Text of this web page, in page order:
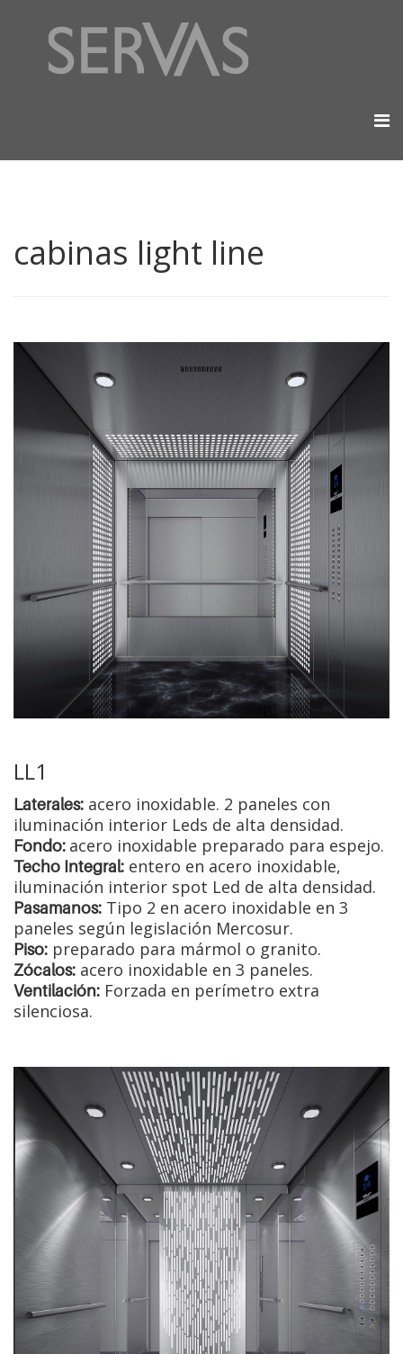
cabinas light line
LL1
Laterales: acero inoxidable. 2 paneles con
iluminación interior Leds de alta densidad.
Fondo: acero inoxidable preparado para espejo.
Techo Integral: entero en acero inoxidable,
iluminación interior spot Led de alta densidad.
Pasamanos: Tipo 2 en acero inoxidable en 3
paneles según legislación Mercosur.
Piso: preparado para mármol o granito.
Zócalos: acero inoxidable en 3 paneles.
Ventilación: Forzada en perímetro extra
silenciosa.